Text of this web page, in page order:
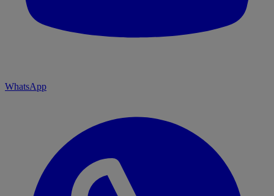
WhatsApp